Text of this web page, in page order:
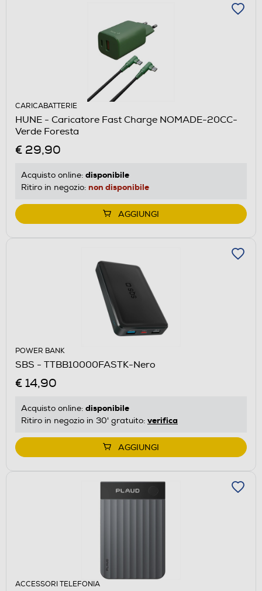
CARICABATTERIE
HUNE - Caricatore Fast Charge NOMADE-20CC-
Verde Foresta
€ 29,90
Acquisto online: disponibile
Ritiro in negozio: non disponibile
AGGIUNGI
POWER BANK
SBS - TTBB10000FASTK-Nero
€ 14,90
Acquisto online: disponibile
Ritiro in negozio in 30' gratuito: verifica
AGGIUNGI
ACCESSORI TELEFONIA